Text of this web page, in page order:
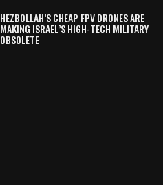
HEZBOLLAH’S CHEAP FPV DRONES ARE
MAKING ISRAEL’S HIGH-TECH MILITARY
OBSOLETE